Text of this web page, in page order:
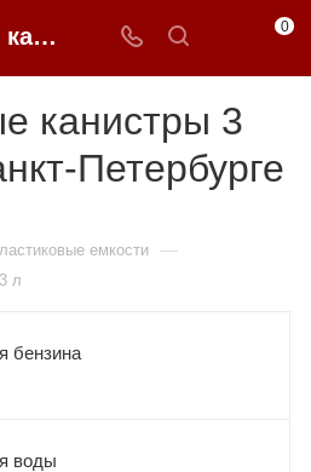
Пластиковые канистры 3 литров недорого в Санкт-Петербурге | 0FFER 0
канистры 3
Петербурге
емкости —
3 л
бензина
воды